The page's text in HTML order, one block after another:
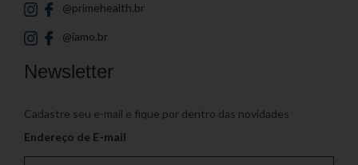
@primehealth.br
@iamo.br
Newsletter
Cadastre seu e-mail e fique por dentro das novidades
Endereço de E-mail